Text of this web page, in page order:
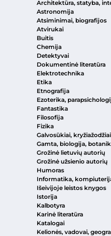
Architektūra, statyba,
Astronomija
Atsiminimai, biografijos
Atvirukai
Buitis
Chemija
Detektyvai
Dokumentinė literatūra
Elektrotechnika
Etika
Etnografija
Ezoterika,
Fantastika
Filosofija
Fizika
Galvosūkiai, kryžiažodžiai
Gamta, biologija,
Grožinė lietuvių autorių
Grožinė užsienio autorių
Humoras
Informatika,
Išeivijoje leistos knygos
Istorija
Kalbotyra
Karinė literatūra
Katalogai
Kelionės, vadovai,